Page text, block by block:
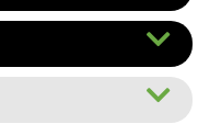
del traductor